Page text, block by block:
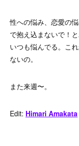
性への悩み、恋愛の
で抱え込まないで！
いつも悩んでる。こ
ないの。
また来週〜。
Edit: Himari Amakata